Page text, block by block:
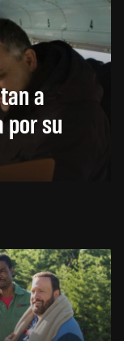
a
por su